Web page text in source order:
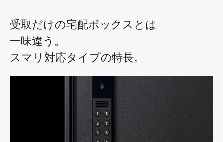
受取だけの宅配ボックスとは
一味違う。
スマリ対応タイプの特長。